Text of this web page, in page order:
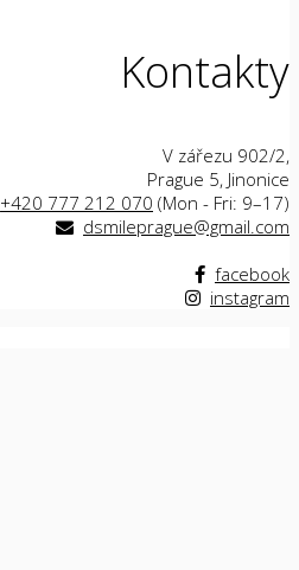
Kontakty
V zářezu 902/2,
Prague 5, Jinonice
+420 777 212 070 (Mon - Fri: 9–17)
dsmileprague@gmail.com
facebook
instagram